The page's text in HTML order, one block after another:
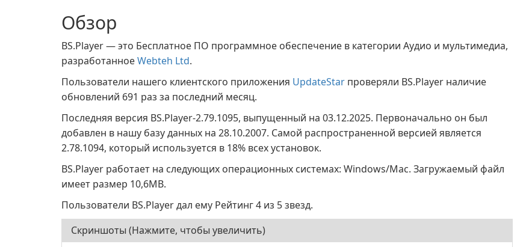
Обзор
BS.Player — это Бесплатное ПО программное обеспечение в категории Аудио и мультимедиа,
разработанноеWebteh Ltd.
Пользователи нашего клиентского приложения UpdateStar проверяли BS.Player наличие
обновлений 691 раз за последний месяц.
Последняя версия BS.Player-2.79.1095, выпущенный на 03.12.2025. Первоначально он был
добавлен в нашу базу данных на 28.10.2007. Самой распространенной версией является
2.78.1094, который используется в 18% всех установок.
BS.Player работает на следующих операционных системах: Windows/Mac. Загружаемый файл
имеет размер 10,6MB.
Пользователи BS.Player дал ему Рейтинг 4 из 5 звезд.
Скриншоты (Нажмите, чтобы увеличить)